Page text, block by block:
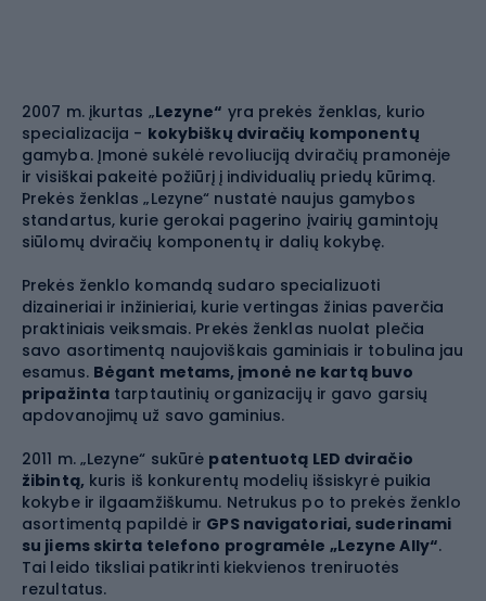
2007 m. įkurtas „Lezyne“ yra prekės ženklas, kurio
specializacija - kokybiškų dviračių komponentų
gamyba. Įmonė sukėlė revoliuciją dviračių pramonėje
ir visiškai pakeitė požiūrį į individualių priedų kūrimą.
Prekės ženklas „Lezyne“ nustatė naujus gamybos
standartus, kurie gerokai pagerino įvairių gamintojų
siūlomų dviračių komponentų ir dalių kokybę.
Prekės ženklo komandą sudaro specializuoti
dizaineriai ir inžinieriai, kurie vertingas žinias paverčia
praktiniais veiksmais. Prekės ženklas nuolat plečia
savo asortimentą naujoviškais gaminiais ir tobulina jau
esamus. Bėgant metams, įmonė ne kartą buvo
pripažinta tarptautinių organizacijų ir gavo garsių
apdovanojimų už savo gaminius.
2011 m. „Lezyne“ sukūrė patentuotą LED dviračio
žibintą, kuris iš konkurentų modelių išsiskyrė puikia
kokybe ir ilgaamžiškumu. Netrukus po to prekės ženklo
asortimentą papildė ir GPS navigatoriai, suderinami
su jiems skirta telefono programėle „Lezyne Ally“.
Tai leido tiksliai patikrinti kiekvienos treniruotės
rezultatus.